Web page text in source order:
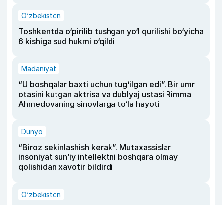
O‘zbekiston
Toshkentda o‘pirilib tushgan yo‘l qurilishi bo‘yicha
6 kishiga sud hukmi o‘qildi
Madaniyat
“U boshqalar baxti uchun tug‘ilgan edi”. Bir umr
otasini kutgan aktrisa va dublyaj ustasi Rimma
Ahmedovaning sinovlarga to‘la hayoti
Dunyo
“Biroz sekinlashish kerak”. Mutaxassislar
insoniyat sun’iy intellektni boshqara olmay
qolishidan xavotir bildirdi
O‘zbekiston